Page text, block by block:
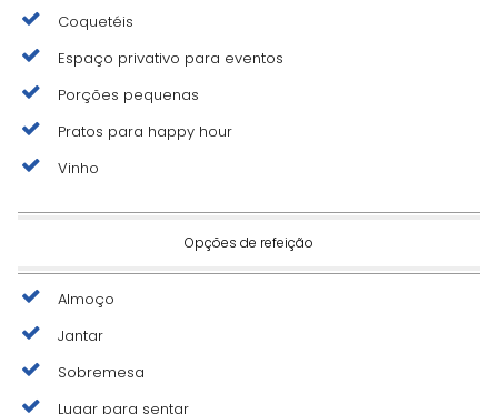
Coquetéis
Espaço privativo para eventos
Porções pequenas
Pratos para happy hour
Vinho
Opções de refeição
Almoço
Jantar
Sobremesa
Lugar para sentar